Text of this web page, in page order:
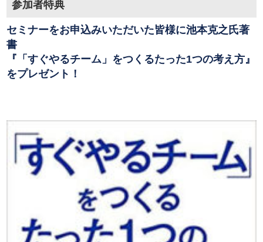
参加者特典
セミナーをお申込みいただいた皆様に池本克之氏著
書
『「すぐやるチーム」をつくるたった1つの考え方』
をプレゼント！